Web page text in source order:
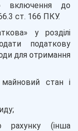
включення до
ст. 166 ПКУ.
у розділі
податкову
для отримання
стан і
рахунку (інша